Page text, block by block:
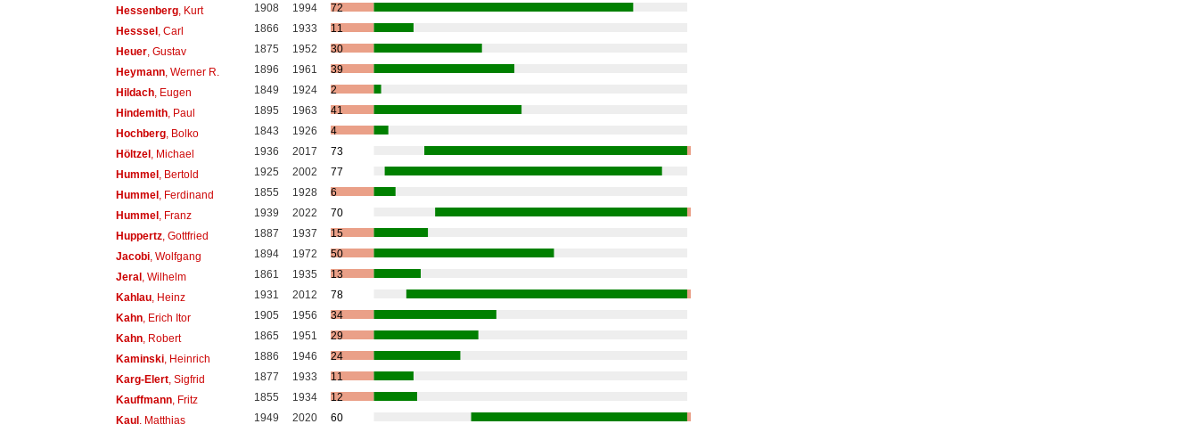
Hessenberg, Kurt 1908 1994
72
Hesssel, Carl 1866 1933
11
Heuer, Gustav 1875 1952
30
Heymann, Werner R. 1896 1961
39
Hildach, Eugen 1849 1924
2
Hindemith, Paul 1895 1963
41
Hochberg, Bolko 1843 1926
4
Höltzel, Michael 1936 2017
73
Hummel, Bertold 1925 2002
77
Hummel, Ferdinand 1855 1928
6
Hummel, Franz 1939 2022
70
Huppertz, Gottfried 1887 1937
15
Jacobi, Wolfgang 1894 1972
50
Jeral, Wilhelm 1861 1935
13
Kahlau, Heinz 1931 2012
78
Kahn, Erich Itor 1905 1956
34
Kahn, Robert 1865 1951
29
Kaminski, Heinrich 1886 1946
24
Karg-Elert, Sigfrid 1877 1933
11
Kauffmann, Fritz 1855 1934
12
Kaul, Matthias 1949 2020 60